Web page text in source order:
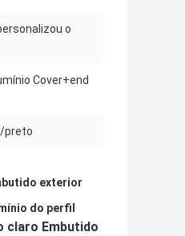
o
Cover+end
preto
exterior
do perfil
claro Embutido